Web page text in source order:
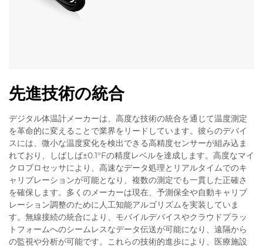
先進技術の統合
デジタル体温計メーカーは、高度な技術の統合を通じて温度測定
を革命的に変えることで業界をリードしています。彼らのデバイ
スには、微小な温度変化を検出できる高精度センサーが組み込ま
れており、しばしば±0.1°Fの精度レベルを達成します。高度なマイ
クロプロセッサにより、高速なデータ処理とリアルタイムでのキ
ャリブレーションが可能となり、複数の測定でも一貫した正確さ
を確保します。多くのメーカーは現在、予測保全や自動キャリブ
レーション調整のために人工知能アルゴリズムを実装していま
す。無線接続の統合により、モバイルデバイスやクラウドプラッ
トフォームへのシームレスなデータ伝送が可能になり、遠隔から
の監視や分析が可能です。これらの技術的進歩により、医療施設